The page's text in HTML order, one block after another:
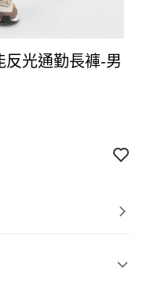
反光通勤長褲-男